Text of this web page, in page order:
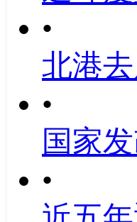
•
北港
•
国家
•